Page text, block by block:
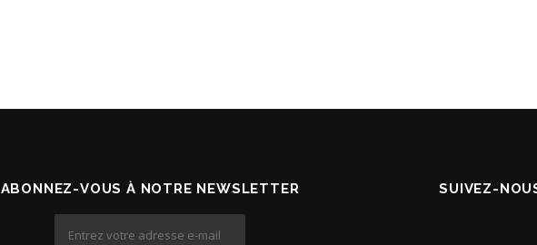
ABONNEZ-VOUS À NOTRE NEWSLETTER SUIVEZ-